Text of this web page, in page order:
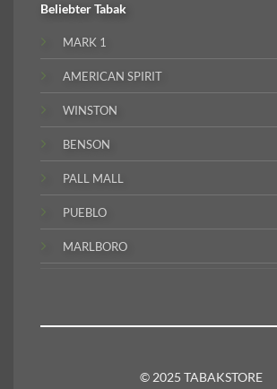
BeliebterTabak
MARK 1
AMERICAN SPIRIT
WINSTON
BENSON
PALL MALL
PUEBLO
MARLBORO
© 2025 TABAKSTORE